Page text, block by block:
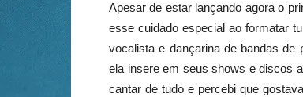
Apesar de estar lançando agora o
esse cuidado especial ao formatar
vocalista e dançarina de bandas de
ela insere em seus shows e discos
cantar de tudo e percebi que